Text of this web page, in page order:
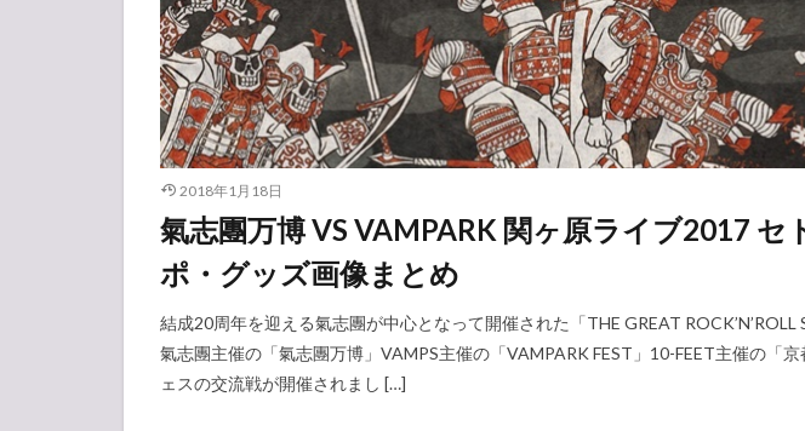
2018年1月18日
氣志團万博 VS VAMPARK 関ヶ原ライブ2017 セ
ポ・グッズ画像まとめ
結成20周年を迎える氣志團が中心となって開催された「THE GREAT ROCK’N’ROLL
氣志團主催の「氣志團万博」VAMPS主催の「VAMPARK FEST」10-FEET主催の「
ェスの交流戦が開催されまし […]